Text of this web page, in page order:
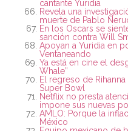
cantante Yuridia
Revela una
muerte de Pablo
En los Oscars se
sanción contra Will
Apoyan a Yuridia en
Ventaneando
Ya está en cine el
Whale”
El regreso de
Super Bowl
Netflix no presta
impone sus nuevas
AMLO: Porque la
México